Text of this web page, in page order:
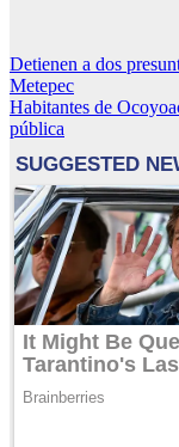
Navegación
de
entradas
Detienen a dos
Metepec
Habitantes de
pública